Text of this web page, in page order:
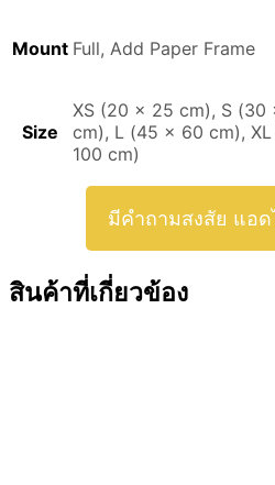
Mount Full, Add Paper Frame
Size
XS (20 x 25 cm), S
cm), L (45 x 60 cm),
100 cm)
มีคำถามสงสัย แอด
สินค้าที่เกี่ยวข้อง